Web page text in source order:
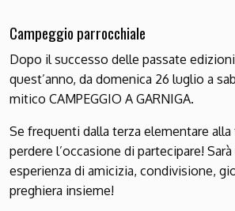
Campeggio parrocchiale
Dopo il successo delle passate
quest’anno, da domenica 26 luglio a
mitico CAMPEGGIO A GARNIGA.
Se frequenti dalla terza elementare
perdere l’occasione di partecipare!
esperienza di amicizia, condivisione,
preghiera insieme!